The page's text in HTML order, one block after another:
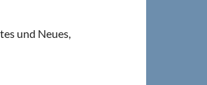
und Neues,